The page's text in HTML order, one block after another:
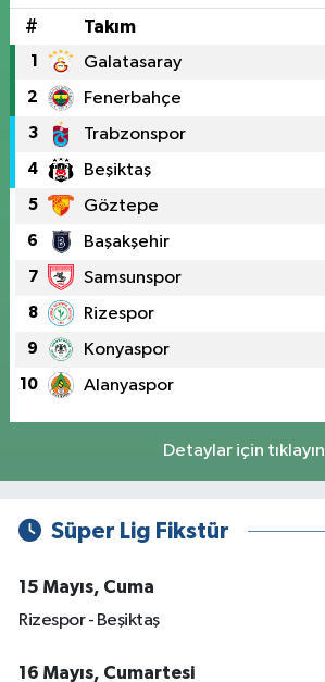
# Takım
1 Galatasaray
2 Fenerbahçe
3 Trabzonspor
4 Beşiktaş
5 Göztepe
6 Başakşehir
7 Samsunspor
8 Rizespor
9 Konyaspor
10 Alanyaspor
Detaylar için tıklayın
Süper Lig Fikstür
15 Mayıs, Cuma
Rizespor - Beşiktaş
16 Mayıs, Cumartesi